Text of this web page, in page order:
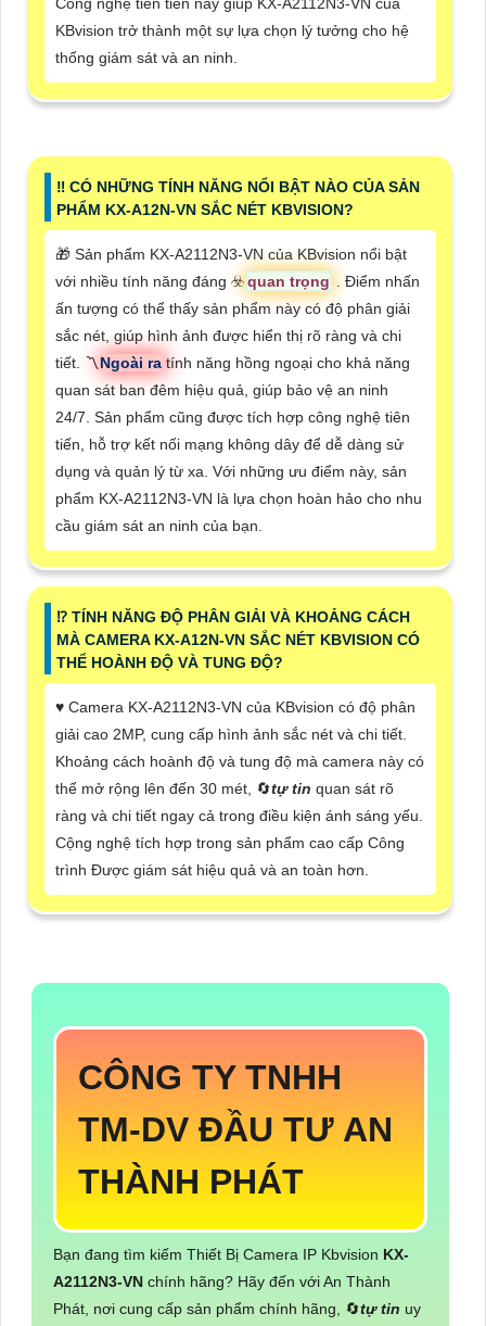
Công nghệ tiên tiến này giúp KX-A2112N3-VN của
KBvision trở thành một sự lựa chọn lý tưởng cho hệ
thống giám sát và an ninh.
‼️ CÓ NHỮNG TÍNH NĂNG NỔI BẬT NÀO CỦA SẢN
PHẨM KX-A12N-VN SẮC NÉT KBVISION?
🎁 Sản phẩm KX-A2112N3-VN của KBvision nổi bật
với nhiều tính năng đáng ☣️quan trọng . Điểm nhấn
ấn tượng có thể thấy sản phẩm này có độ phân giải
sắc nét, giúp hình ảnh được hiển thị rõ ràng và chi
tiết. 〽Ngoài ra tính năng hồng ngoại cho khả năng
quan sát ban đêm hiệu quả, giúp bảo vệ an ninh
24/7. Sản phẩm cũng được tích hợp công nghệ tiên
tiến, hỗ trợ kết nối mạng không dây để dễ dàng sử
dụng và quản lý từ xa. Với những ưu điểm này, sản
phẩm KX-A2112N3-VN là lựa chọn hoàn hảo cho nhu
cầu giám sát an ninh của bạn.
⁉️ TÍNH NĂNG ĐỘ PHÂN GIẢI VÀ KHOẢNG CÁCH
MÀ CAMERA KX-A12N-VN SẮC NÉT KBVISION CÓ
THỂ HOÀNH ĐỘ VÀ TUNG ĐỘ?
♥️ Camera KX-A2112N3-VN của KBvision có độ phân
giải cao 2MP, cung cấp hình ảnh sắc nét và chi tiết.
Khoảng cách hoành độ và tung độ mà camera này có
thể mở rộng lên đến 30 mét, 🔄tự tin quan sát rõ
ràng và chi tiết ngay cả trong điều kiện ánh sáng yếu.
Cộng nghệ tích hợp trong sản phẩm cao cấp Công
trình Được giám sát hiệu quả và an toàn hơn.
CÔNG TY TNHH
TM-DV ĐẦU TƯ AN
THÀNH PHÁT
Bạn đang tìm kiếm Thiết Bị Camera IP Kbvision KX-
A2112N3-VN chính hãng? Hãy đến với An Thành
Phát, nơi cung cấp sản phẩm chính hãng, 🔄tự tin uy